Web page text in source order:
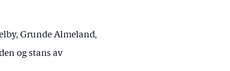
Grunde Almeland,
og stans av